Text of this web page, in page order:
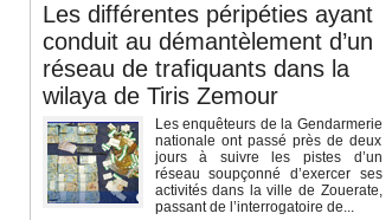
Les différentes péripéties ayant
conduit au démantèlement d’un
réseau de trafiquants dans la
wilaya de Tiris Zemour
Les enquêteurs de la Gendarmerie
nationale ont passé près de deux
jours à suivre les pistes d’un
réseau soupçonné d’exercer ses
activités dans la ville de Zouerate,
passant de l’interrogatoire de...